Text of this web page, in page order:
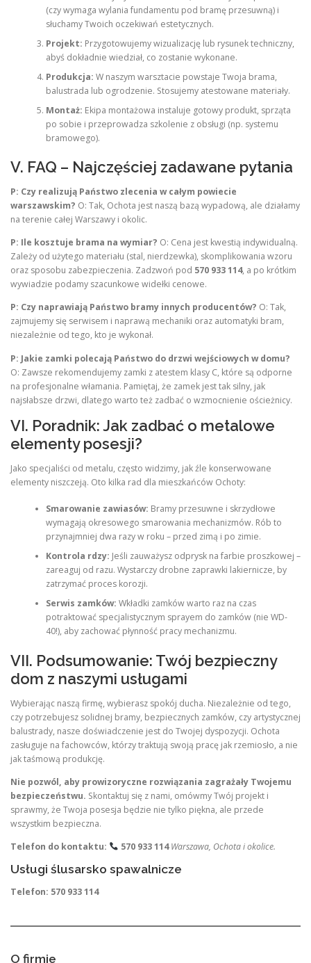
(czy wymaga wylania fundamentu pod bramę przesuwną) i
słuchamy Twoich oczekiwań estetycznych.
Projekt: Przygotowujemy wizualizację lub rysunek techniczny,
abyś dokładnie wiedział, co zostanie wykonane.
Produkcja: W naszym warsztacie powstaje Twoja brama,
balustrada lub ogrodzenie. Stosujemy atestowane materiały.
Montaż: Ekipa montażowa instaluje gotowy produkt, sprząta
po sobie i przeprowadza szkolenie z obsługi (np. systemu
bramowego).
V. FAQ – Najczęściej zadawane pytania
P: Czy realizują Państwo zlecenia w całym powiecie
warszawskim? O: Tak, Ochota jest naszą bazą wypadową, ale działamy
na terenie całej Warszawy i okolic.
P: Ile kosztuje brama na wymiar? O: Cena jest kwestią indywidualną.
Zależy od użytego materiału (stal, nierdzewka), skomplikowania wzoru
oraz sposobu zabezpieczenia. Zadzwoń pod 570 933 114, a po krótkim
wywiadzie podamy szacunkowe widełki cenowe.
P: Czy naprawiają Państwo bramy innych producentów? O: Tak,
zajmujemy się serwisem i naprawą mechaniki oraz automatyki bram,
niezależnie od tego, kto je wykonał.
P: Jakie zamki polecają Państwo do drzwi wejściowych w domu?
O: Zawsze rekomendujemy zamki z atestem klasy C, które są odporne
na profesjonalne włamania. Pamiętaj, że zamek jest tak silny, jak
najsłabsze drzwi, dlatego warto też zadbać o wzmocnienie ościeżnicy.
VI. Poradnik: Jak zadbać o metalowe
elementy posesji?
Jako specjaliści od metalu, często widzimy, jak źle konserwowane
elementy niszczeją. Oto kilka rad dla mieszkańców Ochoty:
Smarowanie zawiasów: Bramy przesuwne i skrzydłowe
wymagają okresowego smarowania mechanizmów. Rób to
przynajmniej dwa razy w roku – przed zimą i po zimie.
Kontrola rdzy: Jeśli zauważysz odprysk na farbie proszkowej –
zareaguj od razu. Wystarczy drobne zaprawki lakiernicze, by
zatrzymać proces korozji.
Serwis zamków: Wkładki zamków warto raz na czas
potraktować specjalistycznym sprayem do zamków (nie WD-
40!), aby zachować płynność pracy mechanizmu.
VII. Podsumowanie: Twój bezpieczny
dom z naszymi usługami
Wybierając naszą firmę, wybierasz spokój ducha. Niezależnie od tego,
czy potrzebujesz solidnej bramy, bezpiecznych zamków, czy artystycznej
balustrady, nasze doświadczenie jest do Twojej dyspozycji. Ochota
zasługuje na fachowców, którzy traktują swoją pracę jak rzemiosło, a nie
jak taśmową produkcję.
Nie pozwól, aby prowizoryczne rozwiązania zagrażały Twojemu
bezpieczeństwu. Skontaktuj się z nami, omówmy Twój projekt i
sprawmy, że Twoja posesja będzie nie tylko piękna, ale przede
wszystkim bezpieczna.
Telefon do kontaktu:
570 933 114 Warszawa, Ochota i okolice.
Usługi ślusarsko spawalnicze
Telefon: 570 933 114
O firmie